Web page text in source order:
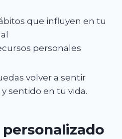
que influyen en tu
personales
volver a sentir
sentido en tu vida.